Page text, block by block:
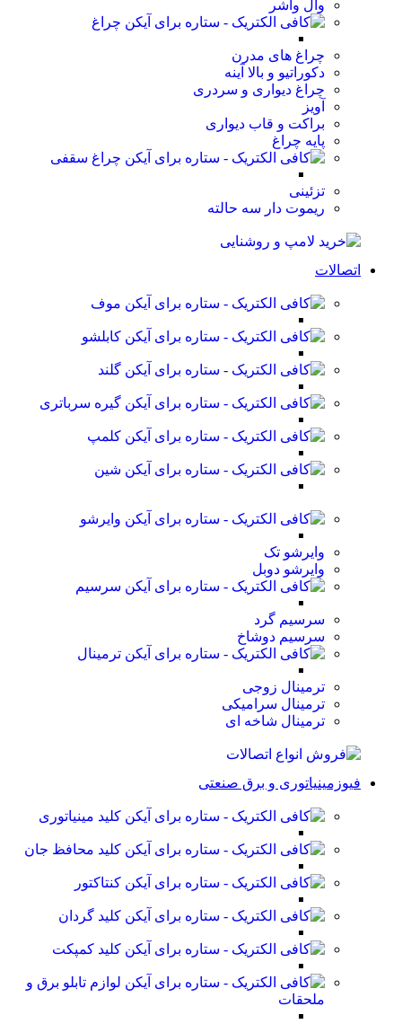
وال واشر
چراغ
چراغ های مدرن
دکوراتیو و بالا آینه
چراغ دیواری و سردری
آویز
براکت و قاب دیواری
پایه چراغ
چراغ سقفی
تزئینی
ریموت دار سه حالته
اتصالات
موف
کابلشو
گلند
گیره سرباتری
کلمپ
شین
وایرشو
وایرشو تک
وایرشو دوبل
سرسیم
سرسیم گرد
سرسیم دوشاخ
ترمینال
ترمینال زوجی
ترمینال سرامیکی
ترمینال شاخه ای
فیوزمینیاتوری و برق صنعتی
کلید مینیاتوری
کلید محافظ جان
کنتاکتور
کلید گردان
کلید کمپکت
لوازم تابلو برق و
ملحقات